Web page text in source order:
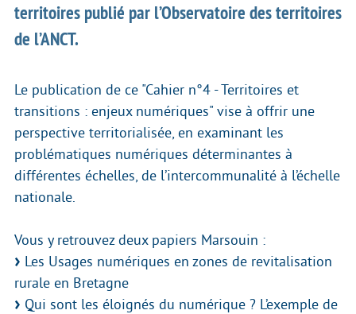
territoires publié par l’Observatoire des territoires
de l’ANCT.
Le publication de ce "Cahier n°4 - Territoires et
transitions : enjeux numériques" vise à offrir une
perspective territorialisée, en examinant les
problématiques numériques déterminantes à
différentes échelles, de l’intercommunalité à l’échelle
nationale.
Vous y retrouvez deux papiers Marsouin :
Les Usages numériques en zones de revitalisation
rurale en Bretagne
Qui sont les éloignés du numérique ? L’exemple de